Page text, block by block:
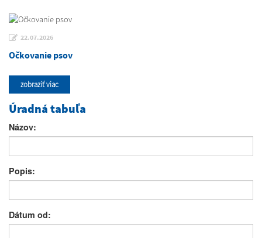
22.07.2026
Očkovanie psov
zobraziť viac
Úradná tabuľa
Názov:
Popis:
Dátum od: